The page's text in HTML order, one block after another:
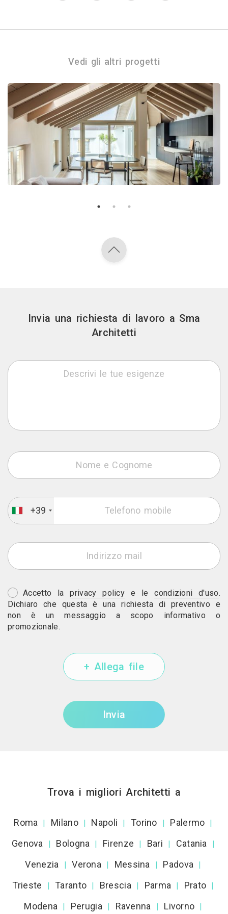
Vedi gli altri progetti
Invia una richiesta di lavoro a Sma
Architetti
+39
Accetto laprivacy policy e lecondizioni d'uso.
Dichiaro che questa è una richiesta di preventivo e
non è un messaggio a scopo informativo o
promozionale.
+ Allega file
Invia
Trova i migliori Architetti a
Roma | Milano | Napoli | Torino | Palermo |
Genova | Bologna | Firenze | Bari | Catania |
Venezia | Verona | Messina | Padova |
Trieste | Taranto | Brescia | Parma | Prato |
Modena | Perugia | Ravenna | Livorno |